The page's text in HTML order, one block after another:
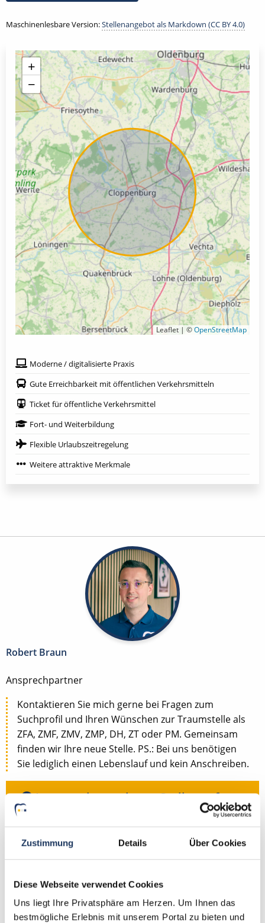
Zustimmung Details Über Cookies
Diese Webseite verwendet Cookies
Uns liegt Ihre Privatsphäre am Herzen. Um Ihnen das
bestmögliche Erlebnis mit unserem Portal zu bieten und
Maschinenlesbare Version:Stellenangebot als Markdown (CC BY 4.0)
+
−
Leaflet | ©OpenStreetMap
Moderne / digitalisierte Praxis
Gute Erreichbarkeit mit öffentlichen Verkehrsmitteln
Ticket für öffentliche Verkehrsmittel
Fort- und Weiterbildung
Flexible Urlaubszeitregelung
Weitere attraktive Merkmale
Robert Braun
Ansprechpartner
Kontaktieren Sie mich gerne bei Fragen zum
Suchprofil und Ihren Wünschen zur Traumstelle als
ZFA, ZMF, ZMV, ZMP, DH, ZT oder PM. Gemeinsam
finden wir Ihre neue Stelle. PS.: Bei uns benötigen
Sie lediglich einen Lebenslauf und kein Anschreiben.
Jetzt zur kostenlosen Stellenanfrage
Kontakt
Tel.: +49 (0) 521 / 911 730 44
bewerbung@dzas.de